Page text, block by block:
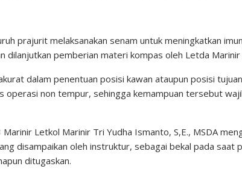
prajurit melaksanakan senam untuk meningkatkan
dilanjutkan pemberian materi kompas oleh Letda Marinir
dalam penentuan posisi kawan ataupun posisi
operasi non tempur, sehingga kemampuan tersebut
Letkol Marinir Tri Yudha Ismanto, S,E., MSDA
disampaikan oleh instruktur, sebagai bekal pada saat
ditugaskan.